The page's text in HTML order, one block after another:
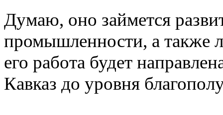
Думаю, оно займется
промышленности, а также
его работа будет
Кавказ до уровня